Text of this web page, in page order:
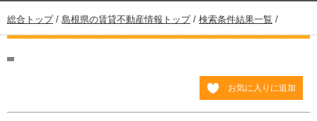
現
在
位
総合トップ/ 島根県の賃貸不動産情報トップ/ 検索条件結果一覧 /
お気に入りに追加